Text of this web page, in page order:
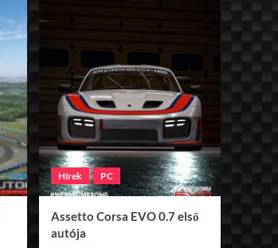
Hírek PC
Assetto Corsa EVO 0.7 első
autója